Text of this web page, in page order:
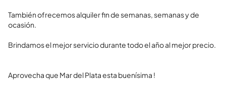
También ofrecemos alquiler fin de semanas, semanas y de
ocasión.
Brindamos el mejor servicio durante todo el año al mejor precio.
Aprovecha que Mar del Plata esta buenísima !